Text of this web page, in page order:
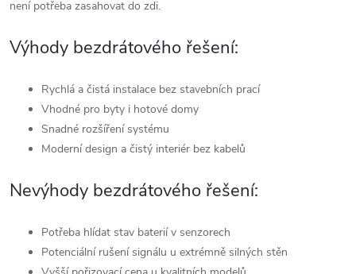
není potřeba zasahovat do zdi.
Výhody bezdrátového řešení:
Rychlá a čistá instalace bez stavebních prací
Vhodné pro byty i hotové domy
Snadné rozšíření systému
Moderní design a čistý interiér bez kabelů
Nevýhody bezdrátového řešení:
Potřeba hlídat stav baterií v senzorech
Potenciální rušení signálu u extrémně silných stěn